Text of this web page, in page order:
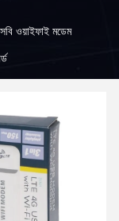
ওয়াইফাই মডেম